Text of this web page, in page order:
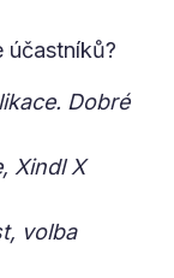
účastníků?
Dobré
Xindl X
volba